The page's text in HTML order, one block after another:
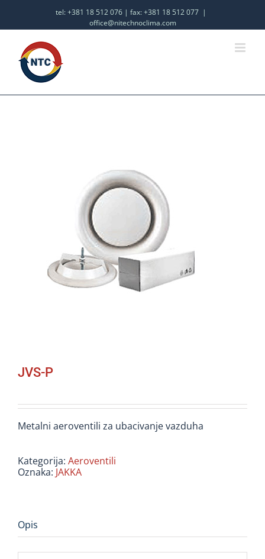
tel: +381 18 512 076 | fax: +381 18 512 077 |
office@nitechnoclima.com
JVS-P
Metalni aeroventili za ubacivanje vazduha
Kategorija: Aeroventili
Oznaka: JAKKA
Opis